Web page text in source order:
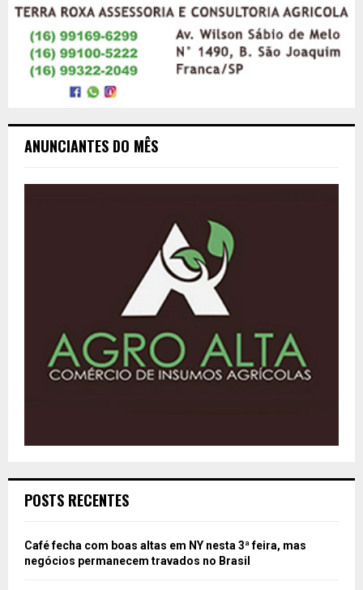
ANUNCIANTES DO MÊS
POSTS RECENTES
Café fecha com boas altas em NY nesta 3ª feira, mas
negócios permanecem travados no Brasil